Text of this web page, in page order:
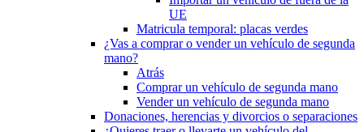
UE
Matricula temporal: placas verdes
¿Vas a comprar o vender un vehículo de segunda
mano?
Atrás
Comprar un vehículo de segunda mano
Vender un vehículo de segunda mano
Donaciones, herencias y divorcios o separaciones